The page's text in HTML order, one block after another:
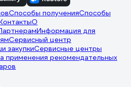
Способы полученияСпособы
О
Информация для
Сервисный центр
закупкиСервисные центры
применения рекомендательных